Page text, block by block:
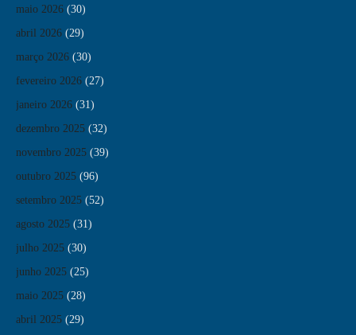
maio 2026 (30)
abril 2026 (29)
março 2026 (30)
fevereiro 2026 (27)
janeiro 2026 (31)
dezembro 2025 (32)
novembro 2025 (39)
outubro 2025 (96)
setembro 2025 (52)
agosto 2025 (31)
julho 2025 (30)
junho 2025 (25)
maio 2025 (28)
abril 2025 (29)